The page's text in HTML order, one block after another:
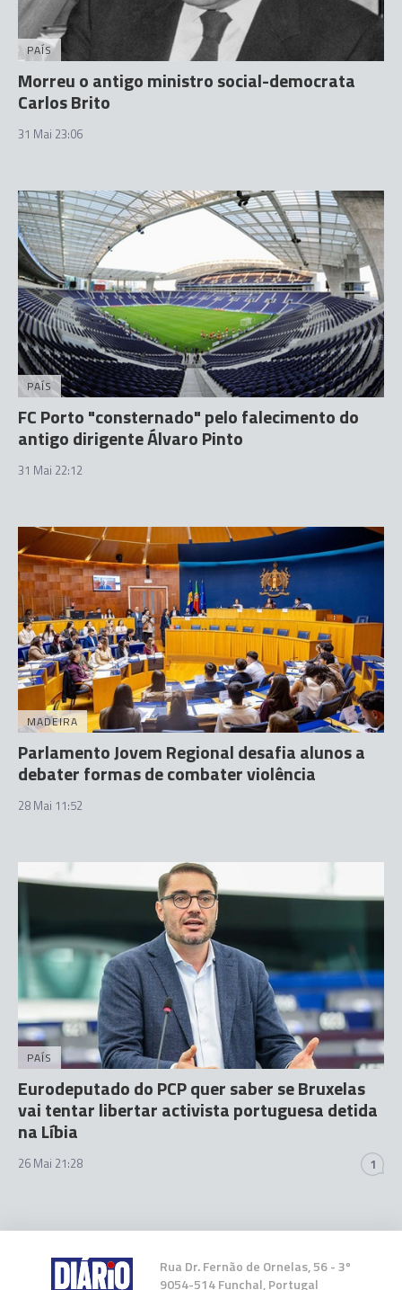
PAÍS
Morreu o antigo ministro social-democrata
Carlos Brito
31 Mai 23:06
PAÍS
FC Porto "consternado" pelo falecimento do
antigo dirigente Álvaro Pinto
31 Mai 22:12
MADEIRA
Parlamento Jovem Regional desafia alunos a
debater formas de combater violência
28 Mai 11:52
PAÍS
Eurodeputado do PCP quer saber se Bruxelas
vai tentar libertar activista portuguesa detida
na Líbia
26 Mai 21:28 1
Rua Dr. Fernão de Ornelas, 56 - 3º
9054-514 Funchal, Portugal